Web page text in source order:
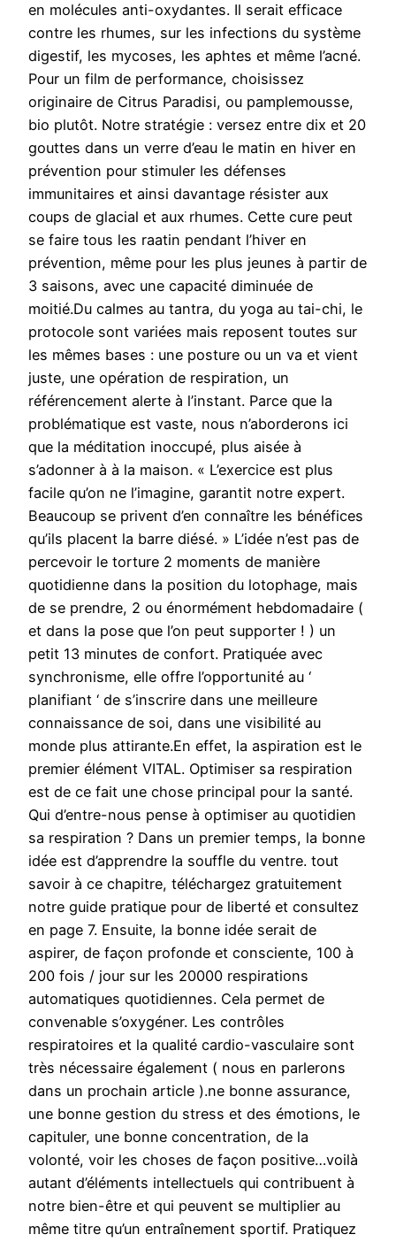
en molécules anti-oxydantes. Il serait efficace
contre les rhumes, sur les infections du système
digestif, les mycoses, les aphtes et même l’acné.
Pour un film de performance, choisissez
originaire de Citrus Paradisi, ou pamplemousse,
bio plutôt. Notre stratégie : versez entre dix et 20
gouttes dans un verre d’eau le matin en hiver en
prévention pour stimuler les défenses
immunitaires et ainsi davantage résister aux
coups de glacial et aux rhumes. Cette cure peut
se faire tous les raatin pendant l’hiver en
prévention, même pour les plus jeunes à partir de
3 saisons, avec une capacité diminuée de
moitié.Du calmes au tantra, du yoga au tai-chi, le
protocole sont variées mais reposent toutes sur
les mêmes bases : une posture ou un va et vient
juste, une opération de respiration, un
référencement alerte à l’instant. Parce que la
problématique est vaste, nous n’aborderons ici
que la méditation inoccupé, plus aisée à
s’adonner à à la maison. « L’exercice est plus
facile qu’on ne l’imagine, garantit notre expert.
Beaucoup se privent d’en connaître les bénéfices
qu’ils placent la barre diésé. » L’idée n’est pas de
percevoir le torture 2 moments de manière
quotidienne dans la position du lotophage, mais
de se prendre, 2 ou énormément hebdomadaire (
et dans la pose que l’on peut supporter ! ) un
petit 13 minutes de confort. Pratiquée avec
synchronisme, elle offre l’opportunité au ‘
planifiant ‘ de s’inscrire dans une meilleure
connaissance de soi, dans une visibilité au
monde plus attirante.En effet, la aspiration est le
premier élément VITAL. Optimiser sa respiration
est de ce fait une chose principal pour la santé.
Qui d’entre-nous pense à optimiser au quotidien
sa respiration ? Dans un premier temps, la bonne
idée est d’apprendre la souffle du ventre. tout
savoir à ce chapitre, téléchargez gratuitement
notre guide pratique pour de liberté et consultez
en page 7. Ensuite, la bonne idée serait de
aspirer, de façon profonde et consciente, 100 à
200 fois / jour sur les 20000 respirations
automatiques quotidiennes. Cela permet de
convenable s’oxygéner. Les contrôles
respiratoires et la qualité cardio-vasculaire sont
très nécessaire également ( nous en parlerons
dans un prochain article ).ne bonne assurance,
une bonne gestion du stress et des émotions, le
capituler, une bonne concentration, de la
volonté, voir les choses de façon positive…voilà
autant d’éléments intellectuels qui contribuent à
notre bien-être et qui peuvent se multiplier au
même titre qu’un entraînement sportif. Pratiquez